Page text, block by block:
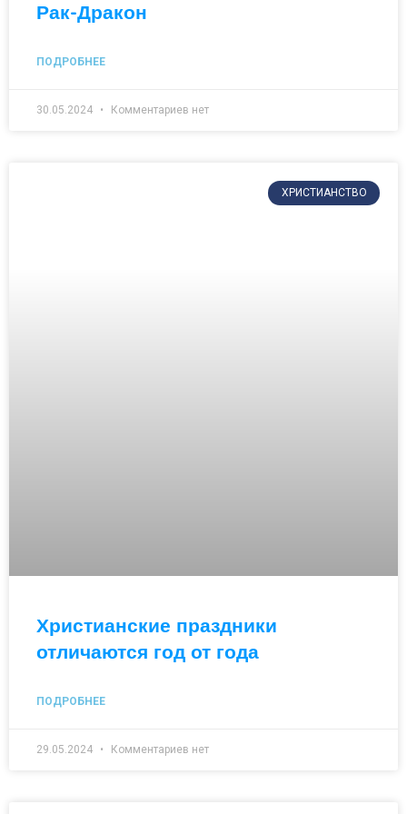
Рак-Дракон
ПОДРОБНЕЕ
30.05.2024 Комментариев нет
ХРИСТИАНСТВО
Христианские праздники
отличаются год от года
ПОДРОБНЕЕ
29.05.2024 Комментариев нет